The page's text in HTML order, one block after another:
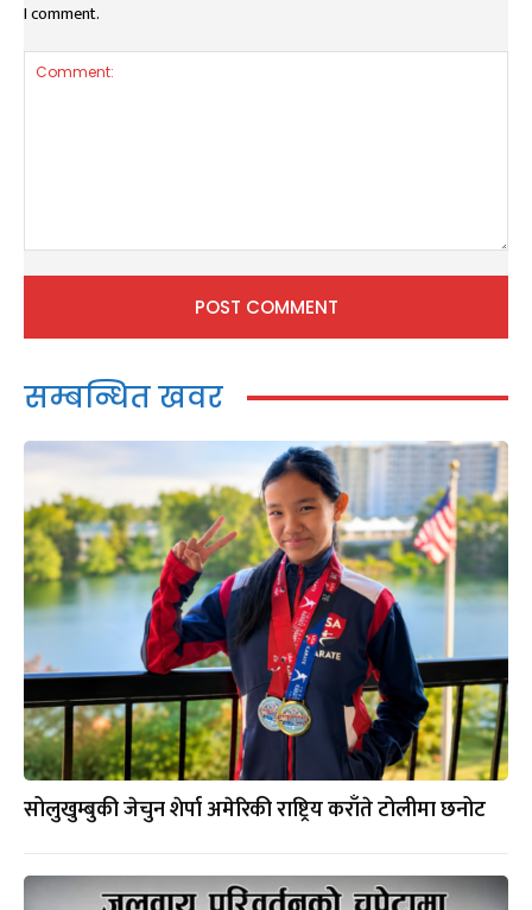
I comment.
सम्बन्धित खवर
सोलुखुम्बुकी जेचुन शेर्पा अमेरिकी राष्ट्रिय कराँते टोलीमा छनोट